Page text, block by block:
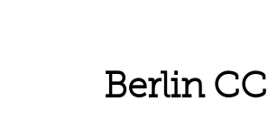
Berlin